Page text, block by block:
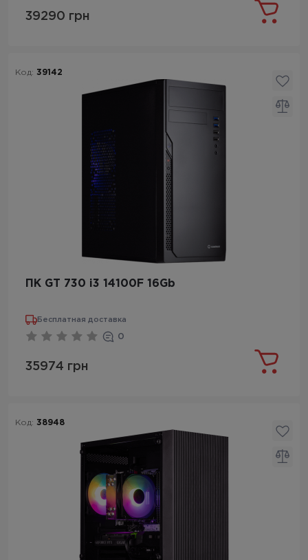
39290 грн
Код: 39142
ПК GT 730 i3 14100F 16Gb
Бесплатная доставка
0
35974 грн
Код: 38948